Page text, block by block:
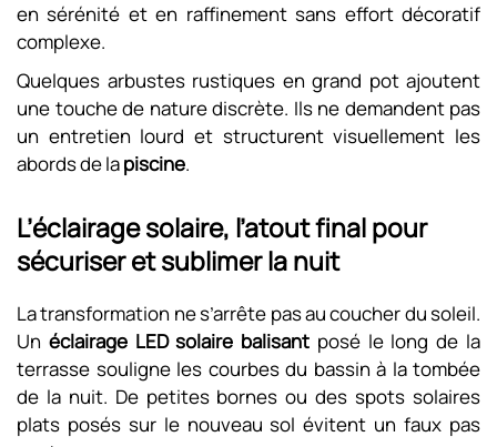
en sérénité et en raffinement sans effort décoratif
complexe.
Quelques arbustes rustiques en grand pot ajoutent
une touche de nature discrète. Ils ne demandent pas
un entretien lourd et structurent visuellement les
abords de lapiscine.
L’éclairage solaire, l’atout final pour
sécuriser et sublimer la nuit
La transformation ne s’arrête pas au coucher du soleil.
Un éclairage LED solaire balisant posé le long de la
terrasse souligne les courbes du bassin à la tombée
de la nuit. De petites bornes ou des spots solaires
plats posés sur le nouveau sol évitent un faux pas